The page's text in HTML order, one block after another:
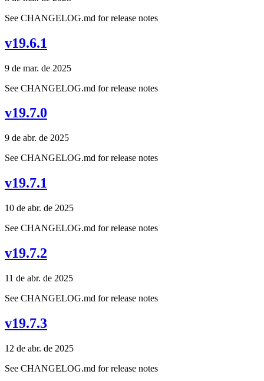
See CHANGELOG.md for release notes
v19.6.1
9 de mar. de 2025
See CHANGELOG.md for release notes
v19.7.0
9 de abr. de 2025
See CHANGELOG.md for release notes
v19.7.1
10 de abr. de 2025
See CHANGELOG.md for release notes
v19.7.2
11 de abr. de 2025
See CHANGELOG.md for release notes
v19.7.3
12 de abr. de 2025
See CHANGELOG.md for release notes